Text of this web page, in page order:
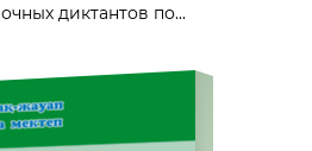
диктантов по...